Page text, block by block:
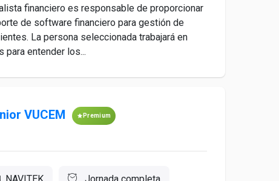
financiero es responsable de proporcionar
de software financiero para gestión de
La persona seleccionada trabajará en
para entender los...
VUCEM Premium